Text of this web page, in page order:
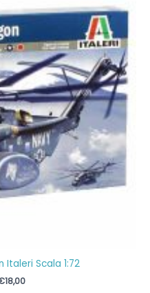
Italeri Scala 1:72
18,00Il